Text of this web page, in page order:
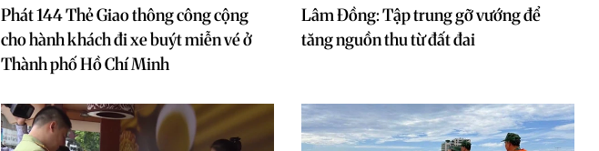
Phát 144 Thẻ Giao thông công cộng
cho hành khách đi xe buýt miễn vé ở
Thành phố Hồ Chí Minh
Lâm Đồng: Tập trung gỡ vướng để
tăng nguồn thu từ đất đai